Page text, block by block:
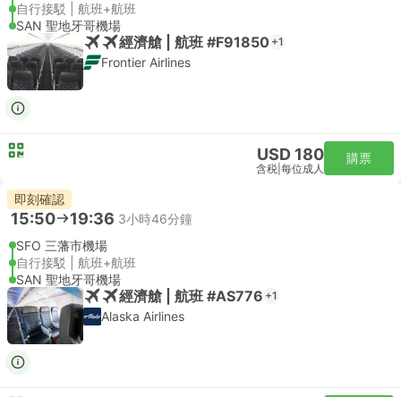
自行接駁 | 航班+航班
SAN 聖地牙哥機場
經濟艙 | 航班 #F91850 +1
Frontier Airlines
USD 180
含税 每位成人
購票
即刻確認
15:50 19:36 3小時46分鐘
SFO 三藩市機場
自行接駁 | 航班+航班
SAN 聖地牙哥機場
經濟艙 | 航班 #AS776 +1
Alaska Airlines